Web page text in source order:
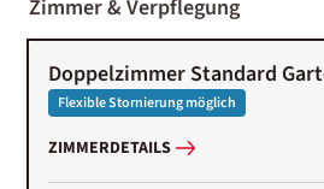
Zimmer & Verpflegung
Doppelzimmer Standard
Flexible Stornierung möglich
ZIMMERDETAILS